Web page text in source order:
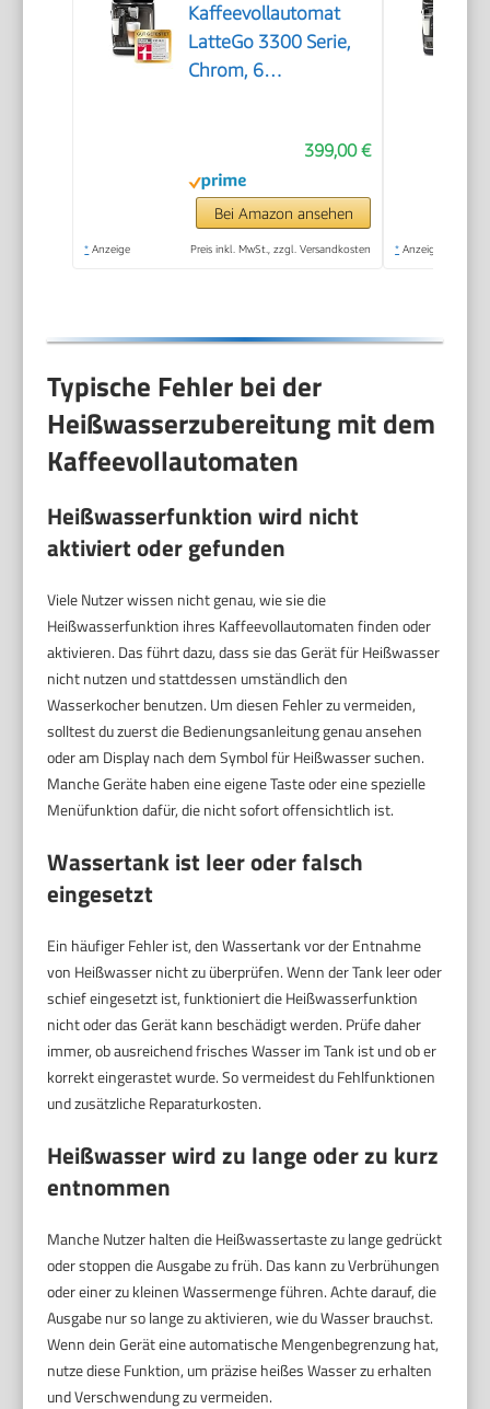
Kaffeevollautomat
LatteGo 3300 Serie,
Chrom, 6
399,00 €
Bei Amazon ansehen
* Anzeige Preis inkl. MwSt., zzgl. Versandkosten * Anzeige
Typische Fehler bei der
Heißwasserzubereitung mit dem
Kaffeevollautomaten
Heißwasserfunktion wird nicht
aktiviert oder gefunden
Viele Nutzer wissen nicht genau, wie sie die
Heißwasserfunktion ihres Kaffeevollautomaten finden oder
aktivieren. Das führt dazu, dass sie das Gerät für Heißwasser
nicht nutzen und stattdessen umständlich den
Wasserkocher benutzen. Um diesen Fehler zu vermeiden,
solltest du zuerst die Bedienungsanleitung genau ansehen
oder am Display nach dem Symbol für Heißwasser suchen.
Manche Geräte haben eine eigene Taste oder eine spezielle
Menüfunktion dafür, die nicht sofort offensichtlich ist.
Wassertank ist leer oder falsch
eingesetzt
Ein häufiger Fehler ist, den Wassertank vor der Entnahme
von Heißwasser nicht zu überprüfen. Wenn der Tank leer oder
schief eingesetzt ist, funktioniert die Heißwasserfunktion
nicht oder das Gerät kann beschädigt werden. Prüfe daher
immer, ob ausreichend frisches Wasser im Tank ist und ob er
korrekt eingerastet wurde. So vermeidest du Fehlfunktionen
und zusätzliche Reparaturkosten.
Heißwasser wird zu lange oder zu kurz
entnommen
Manche Nutzer halten die Heißwassertaste zu lange gedrückt
oder stoppen die Ausgabe zu früh. Das kann zu Verbrühungen
oder einer zu kleinen Wassermenge führen. Achte darauf, die
Ausgabe nur so lange zu aktivieren, wie du Wasser brauchst.
Wenn dein Gerät eine automatische Mengenbegrenzung hat,
nutze diese Funktion, um präzise heißes Wasser zu erhalten
und Verschwendung zu vermeiden.